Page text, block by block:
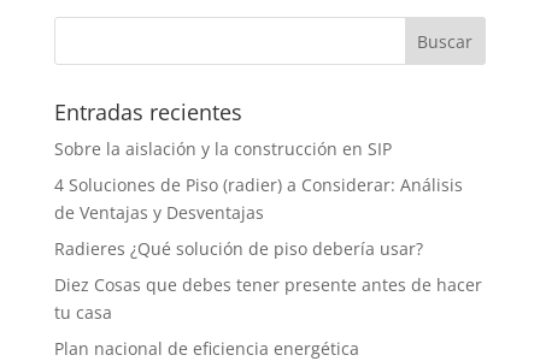
Entradas recientes
Sobre la aislación y la construcción en SIP
4 Soluciones de Piso (radier) a Considerar: Análisis
de Ventajas y Desventajas
Radieres ¿Qué solución de piso debería usar?
Diez Cosas que debes tener presente antes de hacer
tu casa
Plan nacional de eficiencia energética